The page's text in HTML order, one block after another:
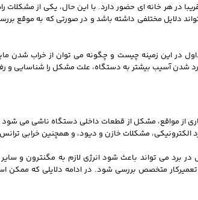
در هر خانه ای حضور دارد. با این حال، یکی از مشکلات
دلایل مختلفی داشته باشد و در صورتی که به موقع
در این زمینه چیست و چگونه می توان از خراب شدن
شدن آسیب بیشتر به دستگاه، علت مشکل را شناسایی و
از مواقع، مشکل از قطعات داخلی دستگاه ناشی می شود
الکترونیکی، مشکلات خازن و دیود، و همچنین خرابی
در برد می تواند باعث شود انرژی لازم به مگنترون و
تعمیرکار متخصص بررسی شود. در ادامه دلایلی که ممکن